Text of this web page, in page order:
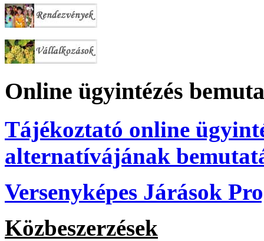
Online ügyintézés
Tájékoztató online
alternatívájának
Versenyképes Járások
Közbeszerzések